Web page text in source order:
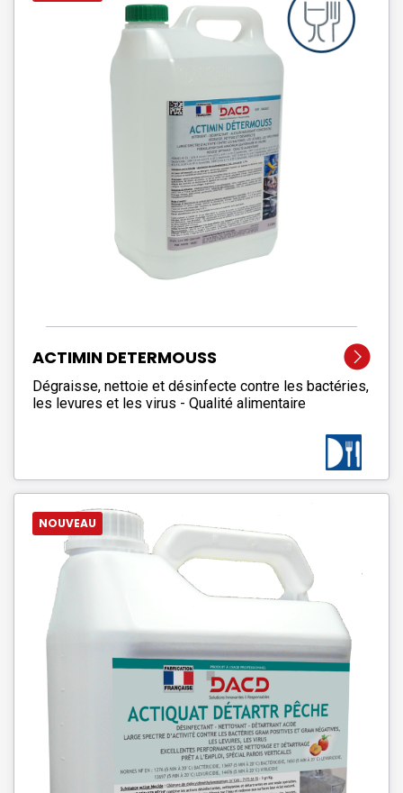
ACTIMIN DETERMOUSS
Dégraisse, nettoie et désinfecte contre les bactéries,
les levures et les virus - Qualité alimentaire
NOUVEAU